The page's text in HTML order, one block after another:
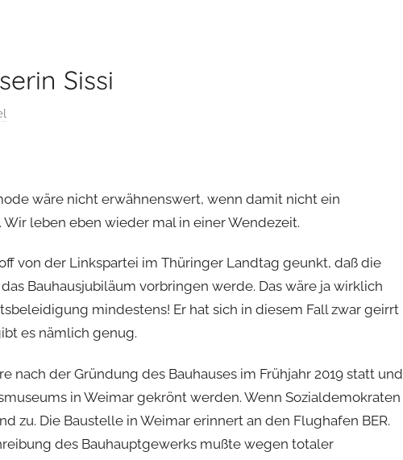
Sissi
wäre nicht erwähnenswert, wenn damit nicht ein
leben eben wieder mal in einer Wendezeit.
von der Linkspartei im Thüringer Landtag geunkt, daß die
Bauhausjubiläum vorbringen werde. Das wäre ja wirklich
mindestens! Er hat sich in diesem Fall zwar geirrt
es nämlich genug.
nach der Gründung des Bauhauses im Frühjahr 2019 statt und
in Weimar gekrönt werden. Wenn Sozialdemokraten
zu. Die Baustelle in Weimar erinnert an den Flughafen BER.
des Bauhauptgewerks mußte wegen totaler